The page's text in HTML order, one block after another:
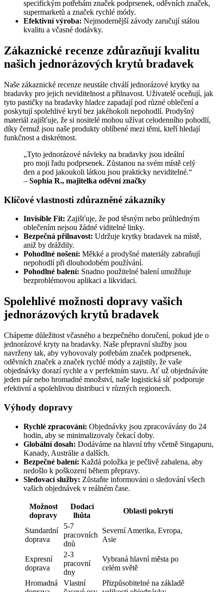
specifickým potřebám značek podprsenek, oděvních značek,
supermarketů a značek rychlé módy.
Efektivní výroba: Nejmodernější závody zaručují stálou
kvalitu a včasné dodávky.
Zákaznické recenze zdůrazňují kvalitu
našich jednorázových krytů bradavek
Naše zákaznické recenze neustále chválí jednorázové krytky na
bradavky pro jejich neviditelnost a přilnavost. Uživatelé oceňují, jak
tyto pastičky na bradavky hladce zapadají pod různé oblečení a
poskytují spolehlivé krytí bez jakéhokoli nepohodlí. Prodyšný
materiál zajišťuje, že si nositelé mohou užívat celodenního pohodlí,
díky čemuž jsou naše produkty oblíbené mezi těmi, kteří hledají
funkčnost a diskrétnost.
„Tyto jednorázové návleky na bradavky jsou ideální
pro moji řadu podprsenek. Zůstanou na svém místě celý
den a pod jakoukoli látkou jsou prakticky neviditelné.“
– Sophia R., majitelka oděvní značky
Klíčové vlastnosti zdůrazněné zákazníky
Invisible Fit: Zajišťuje, že pod těsným nebo průhledným
oblečením nejsou žádné viditelné linky.
Bezpečná přilnavost: Udržuje krytky bradavek na místě,
aniž by dráždily.
Pohodlné nošení: Měkké a prodyšné materiály zabraňují
nepohodlí při dlouhodobém používání.
Pohodlné balení: Snadno použitelné balení umožňuje
bezproblémovou aplikaci a likvidaci.
Spolehlivé možnosti dopravy vašich
jednorázových krytů bradavek
Chápeme důležitost včasného a bezpečného doručení, pokud jde o
jednorázové kryty na bradavky. Naše přepravní služby jsou
navrženy tak, aby vyhovovaly potřebám značek podprsenek,
oděvních značek a značek rychlé módy a zajistily, že vaše
objednávky dorazí rychle a v perfektním stavu. Ať už objednáváte
jeden pár nebo hromadné množství, naše logistická síť podporuje
efektivní a spolehlivou distribuci v různých regionech.
Výhody dopravy
Rychlé zpracování: Objednávky jsou zpracovávány do 24
hodin, aby se minimalizovaly čekací doby.
Globální dosah: Dodáváme na hlavní trhy včetně Singapuru,
Kanady, Austrálie a dalších.
Bezpečné balení: Každá položka je pečlivě zabalena, aby
nedošlo k poškození během přepravy.
Sledovací služby: Zůstaňte informováni o sledování všech
vašich objednávek v reálném čase.
Možnost
dopravy
Dodací
lhůta
Oblasti pokrytí
Standardní
doprava
5-7
pracovních
dnů
Severní Amerika, Evropa,
Asie
Expresní
doprava
2-3
pracovní
dny
Vybraná hlavní města po
celém světě
Hromadná
Vlastní
Přizpůsobitelné na základě